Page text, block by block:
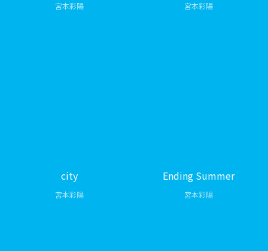
宮本彩陽 宮本彩陽
city
宮本彩陽
Ending Summer
宮本彩陽